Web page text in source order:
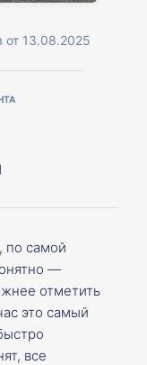
от 13.08.2025
по самой
—
отметить
это самый
все